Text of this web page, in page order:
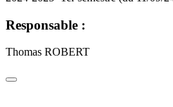
Responsable :
Thomas ROBERT